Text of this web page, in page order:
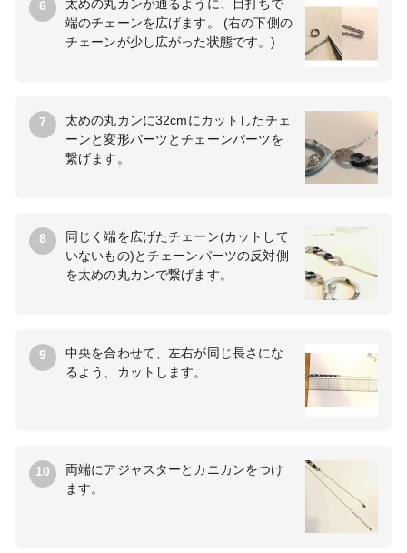
6
太めの丸カンが通るように、目打ちで
端のチェーンを広げます。 (右の下側の
チェーンが少し広がった状態です。)
7
太めの丸カンに32cmにカットしたチェ
ーンと変形パーツとチェーンパーツを
繋げます。
8
同じく端を広げたチェーン(カットして
いないもの)とチェーンパーツの反対側
を太めの丸カンで繋げます。
9
中央を合わせて、左右が同じ長さにな
るよう、カットします。
10
両端にアジャスターとカニカンをつけ
ます。